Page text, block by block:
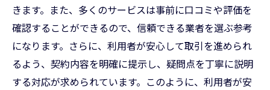
きます。また、多くのサービスは事前に口コミや評価を
確認することができるので、信頼できる業者を選ぶ参考
になります。さらに、利用者が安心して取引を進められ
るよう、契約内容を明確に提示し、疑問点を丁寧に説明
する対応が求められています。このように、利用者が安